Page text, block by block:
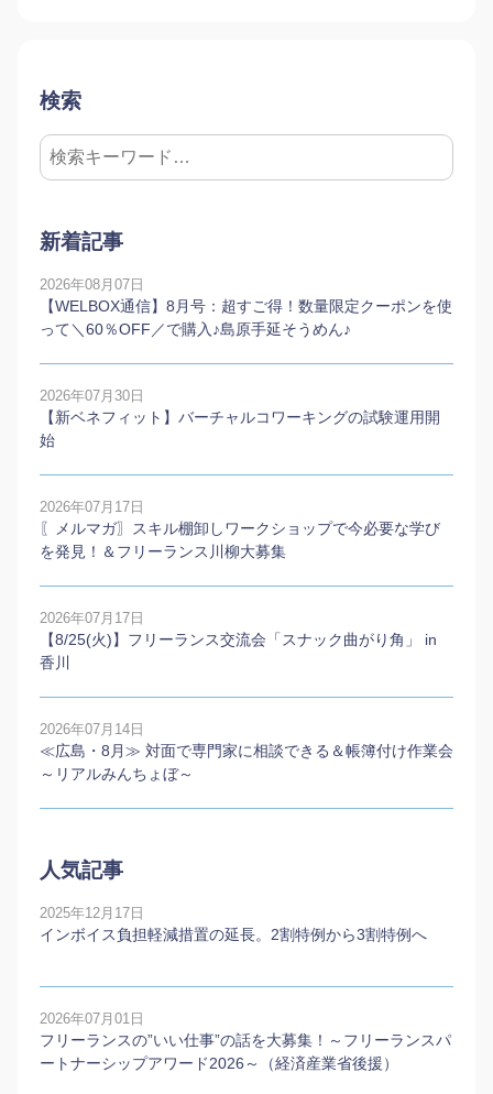
検索
新着記事
2026年08月07日
【WELBOX通信】8月号：超すご得！数量限定クーポンを使
って＼60％OFF／で購入♪島原手延そうめん♪
2026年07月30日
【新ベネフィット】バーチャルコワーキングの試験運用開
始
2026年07月17日
〖メルマガ〗スキル棚卸しワークショップで今必要な学び
を発見！＆フリーランス川柳大募集
2026年07月17日
【8/25(火)】フリーランス交流会「スナック曲がり角」 in
香川
2026年07月14日
≪広島・8月≫ 対面で専門家に相談できる＆帳簿付け作業会
～リアルみんちょぼ～
人気記事
2025年12月17日
インボイス負担軽減措置の延長。2割特例から3割特例へ
2026年07月01日
フリーランスの”いい仕事”の話を大募集！～フリーランスパ
ートナーシップアワード2026～（経済産業省後援）